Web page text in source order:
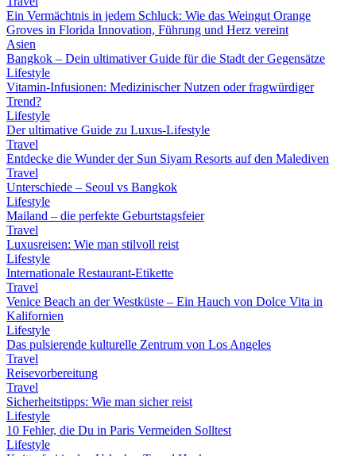
Ein Vermächtnis in jedem Schluck: Wie das Weingut Orange
Groves in Florida Innovation, Führung und Herz vereint
Asien
Bangkok – Dein ultimativer Guide für die Stadt der Gegensätze
Lifestyle
Vitamin-Infusionen: Medizinischer Nutzen oder fragwürdiger
Trend?
Lifestyle
Der ultimative Guide zu Luxus-Lifestyle
Travel
Entdecke die Wunder der Sun Siyam Resorts auf den Malediven
Travel
Unterschiede – Seoul vs Bangkok
Lifestyle
Mailand – die perfekte Geburtstagsfeier
Travel
Luxusreisen: Wie man stilvoll reist
Lifestyle
Internationale Restaurant-Etikette
Travel
Venice Beach an der Westküste – Ein Hauch von Dolce Vita in
Kalifornien
Lifestyle
Das pulsierende kulturelle Zentrum von Los Angeles
Travel
Reisevorbereitung
Travel
Sicherheitstipps: Wie man sicher reist
Lifestyle
10 Fehler, die Du in Paris Vermeiden Solltest
Lifestyle